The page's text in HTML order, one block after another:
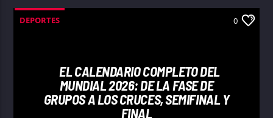
DEPORTES 0
EL CALENDARIO COMPLETO DEL
MUNDIAL 2026: DE LA FASE DE
GRUPOS A LOS CRUCES, SEMIFINAL Y
FINAL